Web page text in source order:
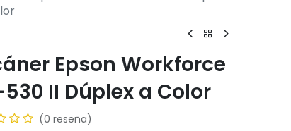
Epson Workforce
530 II Dúplex a Color
(0 reseña)